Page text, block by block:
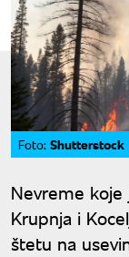
Foto: Shutterstock
Nevreme koje
Krupnja i
štetu na